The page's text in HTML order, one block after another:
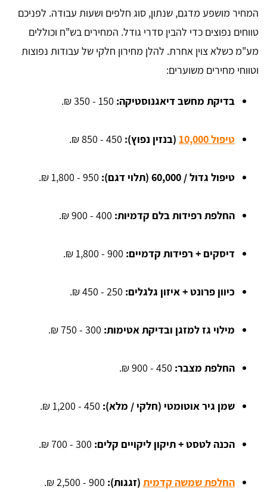
המחיר מושפע מדגם, שנתון, סוג חלפים ושעות עבודה. לפניכם
טווחים נפוצים כדי להבין סדרי גודל. המחירים בש"ח וכוללים
מע"מ כשלא צוין אחרת. להלן מחירון חלקי של עבודות נפוצות
וטווחי מחירים משוערים:
בדיקת מחשב דיאגנוסטיקה:
טיפול 10,000 (בנזין נפוץ):
טיפול גדול / 60,000 (תלוי דגם): 950 - 1,800 ₪.
החלפת רפידות בלם קדמיות: 400 - 900 ₪.
דיסקים + רפידות קדמיים: 900 - 1,800 ₪.
כיוון פרונט + איזון גלגלים: 250 - 450 ₪.
מילוי גז למזגן ובדיקת אטימות:
החלפת מצבר: 450 - 900 ₪.
שמן גיר אוטומטי (חלקי / מלא): 450 - 1,200 ₪.
הכנה לטסט + תיקון ליקויים קלים:
החלפת שמשה קדמית (זגגות):